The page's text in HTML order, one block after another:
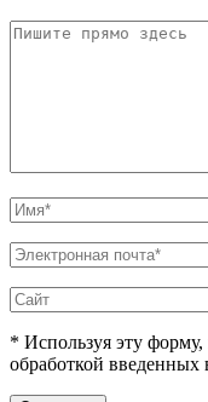
* Используя эту
обработкой введенных